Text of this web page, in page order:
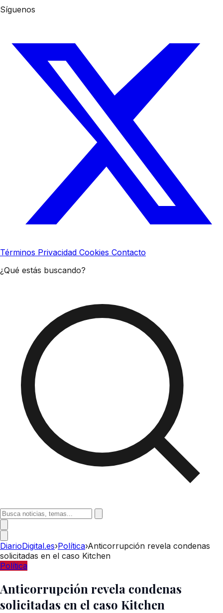
Síguenos
Términos Privacidad Cookies Contacto
¿Qué estás buscando?
DiarioDigital.es›Política›Anticorrupción revela condenas
solicitadas en el caso Kitchen
Política
Anticorrupción revela condenas
solicitadas en el caso Kitchen